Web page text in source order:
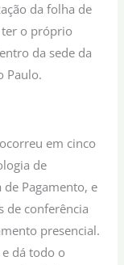
da folha de
o próprio
da sede da
Paulo.
em cinco
de
Pagamento, e
de conferência
presencial.
dá todo o